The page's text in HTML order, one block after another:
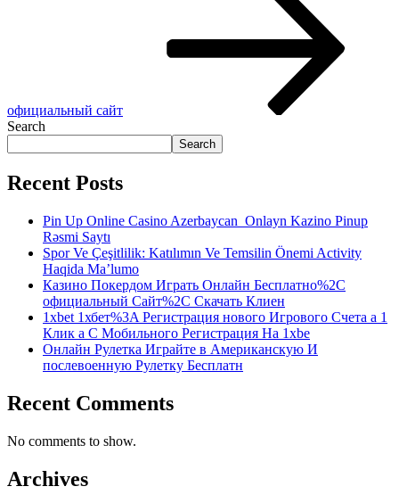
официальный сайт
Search
Search
Recent Posts
Pin Up Online Casino Azerbaycan ️ Onlayn Kazino Pinup
Rəsmi Saytı
Spor Ve Çeşitlilik: Katılımın Ve Temsilin Önemi Activity
Haqida Ma’lumo
Казино Покердом Играть Онлайн Бесплатно%2C
официальный Сайт%2C Скачать Клиен
1xbet 1хбет%3A Регистрация нового Игрового Счета а 1
Клик а С Мобильного Регистрация На 1xbe
Онлайн Рулетка Играйте в Американскую И
послевоенную Рулетку Бесплатн
Recent Comments
No comments to show.
Archives